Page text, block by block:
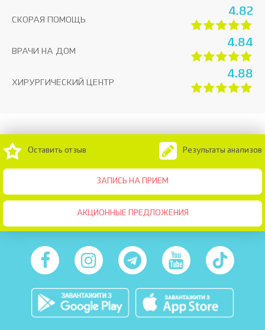
СКОРАЯ ПОМОЩЬ
4.82
ВРАЧИ НА ДОМ
4.84
ХИРУРГИЧЕСКИЙ ЦЕНТР
4.88
ЗАПИСЬ НА ПРИЕМ
Оставить отзыв Результаты анализов
АКЦИОННЫЕ ПРЕДЛОЖЕНИЯ